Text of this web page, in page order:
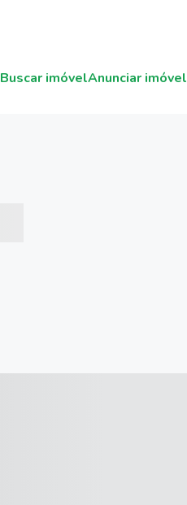
Buscar imóvelAnunciar imóvel